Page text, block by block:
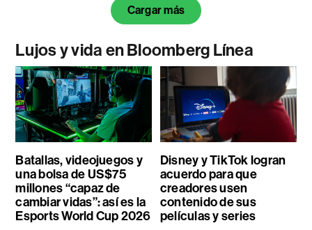
Cargar más
Lujos y vida en Bloomberg Línea
Batallas, videojuegos y
una bolsa de US$75
millones “capaz de
cambiar vidas”: así es la
Esports World Cup 2026
Disney y TikTok logran
acuerdo para que
creadores usen
contenido de sus
películas y series